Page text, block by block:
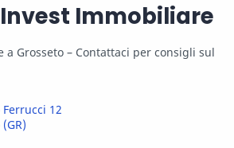
Immobiliare
Grosseto – Contattaci per consigli sul
Ferrucci 12